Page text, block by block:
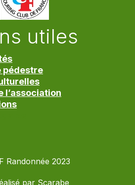
utiles
pédestre
l’association
Randonnée 2023
par Scarabe